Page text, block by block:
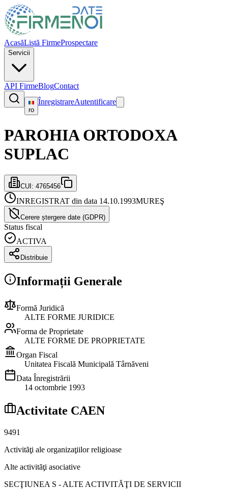
AcasăListă FirmeProspectare
Servicii
API FirmeBlogContact
ro
ÎnregistrareAutentificare
PAROHIA ORTODOXA
SUPLAC
CUI: 4765456
INREGISTRAT din data 14.10.1993MUREŞ
Cerere ștergere date (GDPR)
Status fiscal
ACTIVA
Distribuie
Informații Generale
Formă Juridică
ALTE FORME JURIDICE
Forma de Proprietate
ALTE FORME DE PROPRIETATE
Organ Fiscal
Unitatea Fiscală Municipală Târnăveni
Data Înregistrării
14 octombrie 1993
Activitate CAEN
9491
Activităţi ale organizaţiilor religioase
Alte activităţi asociative
SECŢIUNEA S - ALTE ACTIVITĂŢI DE SERVICII